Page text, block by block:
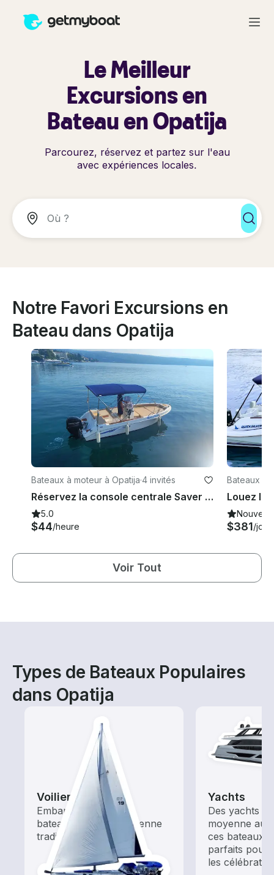
Le Meilleur
Excursions en
Bateau en Opatija
Parcourez, réservez et partez sur l'eau
avec expériences locales.
Notre Favori Excursions en
Bateau dans Opatija
Bateaux à moteur à Opatija·4 invités
Réservez la console centrale Saver 540 à Opatija, en Croatie
5.0
$44/heure
Bateaux à
Nouveau
$381/jour
Voir Tout
Types de Bateaux Populaires
dans Opatija
Voiliers
Embarquez avec ces
bateaux à énergie éolienne
traditionnels
Yachts
Des yachts
moyenne
ces bateaux
parfaits pour
les